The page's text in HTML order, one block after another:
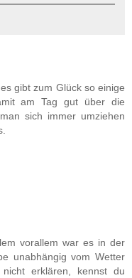
gibt zum Glück so einige
am Tag gut über die
sich immer umziehen
vorallem war es in der
unabhängig vom Wetter
erklären, kennst du